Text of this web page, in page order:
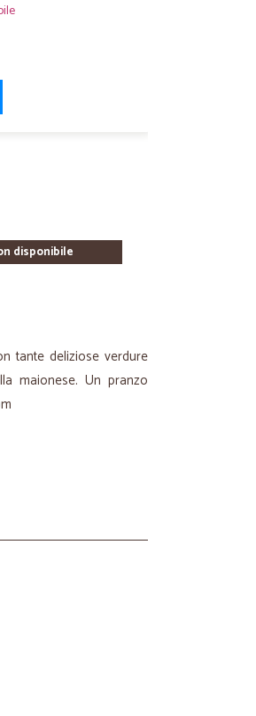
disponibile
tante deliziose verdure
maionese. Un pranzo